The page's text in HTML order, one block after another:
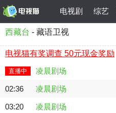
电视剧 综艺
西藏台 - 藏语卫视
电视猫有奖调查 50元现金奖励
直播中 凌晨剧场
02:36 凌晨剧场
03:20 凌晨剧场